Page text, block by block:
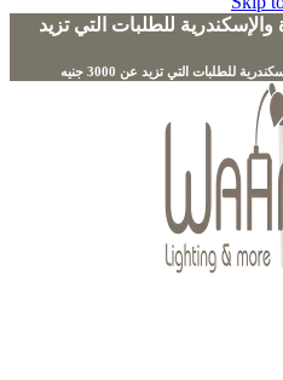
للطلبات التي تزيد